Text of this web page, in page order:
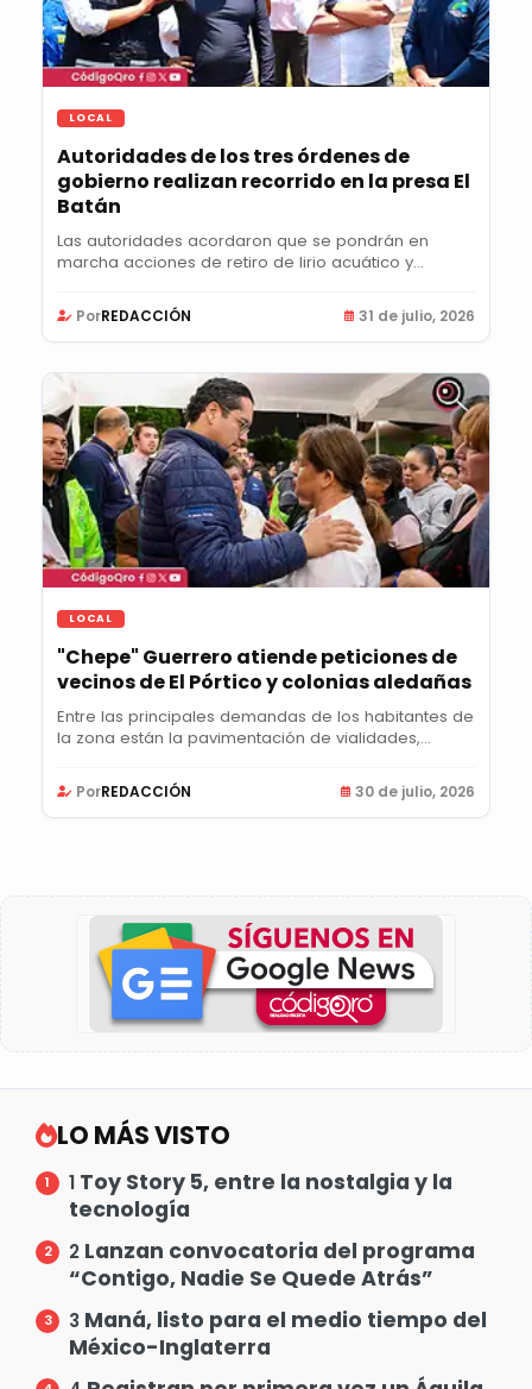
LOCAL
Autoridades de los tres órdenes de
gobierno realizan recorrido en la presa El
Batán
Las autoridades acordaron que se pondrán en
marcha acciones de retiro de lirio acuático y...
PorREDACCIÓN 31 de julio, 2026
LOCAL
"Chepe" Guerrero atiende peticiones de
vecinos de El Pórtico y colonias aledañas
Entre las principales demandas de los habitantes de
la zona están la pavimentación de vialidades,...
PorREDACCIÓN 30 de julio, 2026
LO MÁS VISTO
1 Toy Story 5, entre la nostalgia y la
tecnología
2 Lanzan convocatoria del programa
“Contigo, Nadie Se Quede Atrás”
3 Maná, listo para el medio tiempo del
México-Inglaterra